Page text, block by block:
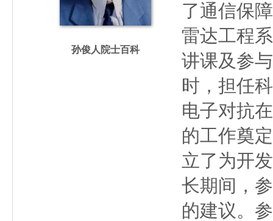
孙俊人院士百科
了通信保
雷达工程
讲课及参
时，担任
电子对抗
的工作奠
立了为开
长期间，
的建议。